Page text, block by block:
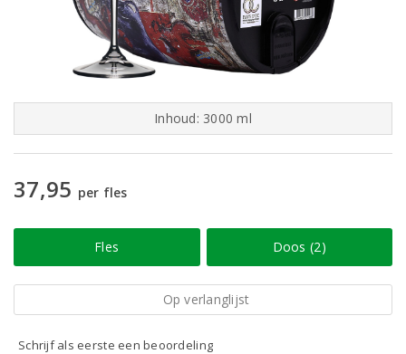
Inhoud: 3000 ml
37,95 per fles
Fles Doos (2)
Op verlanglijst
Schrijf als eerste een beoordeling